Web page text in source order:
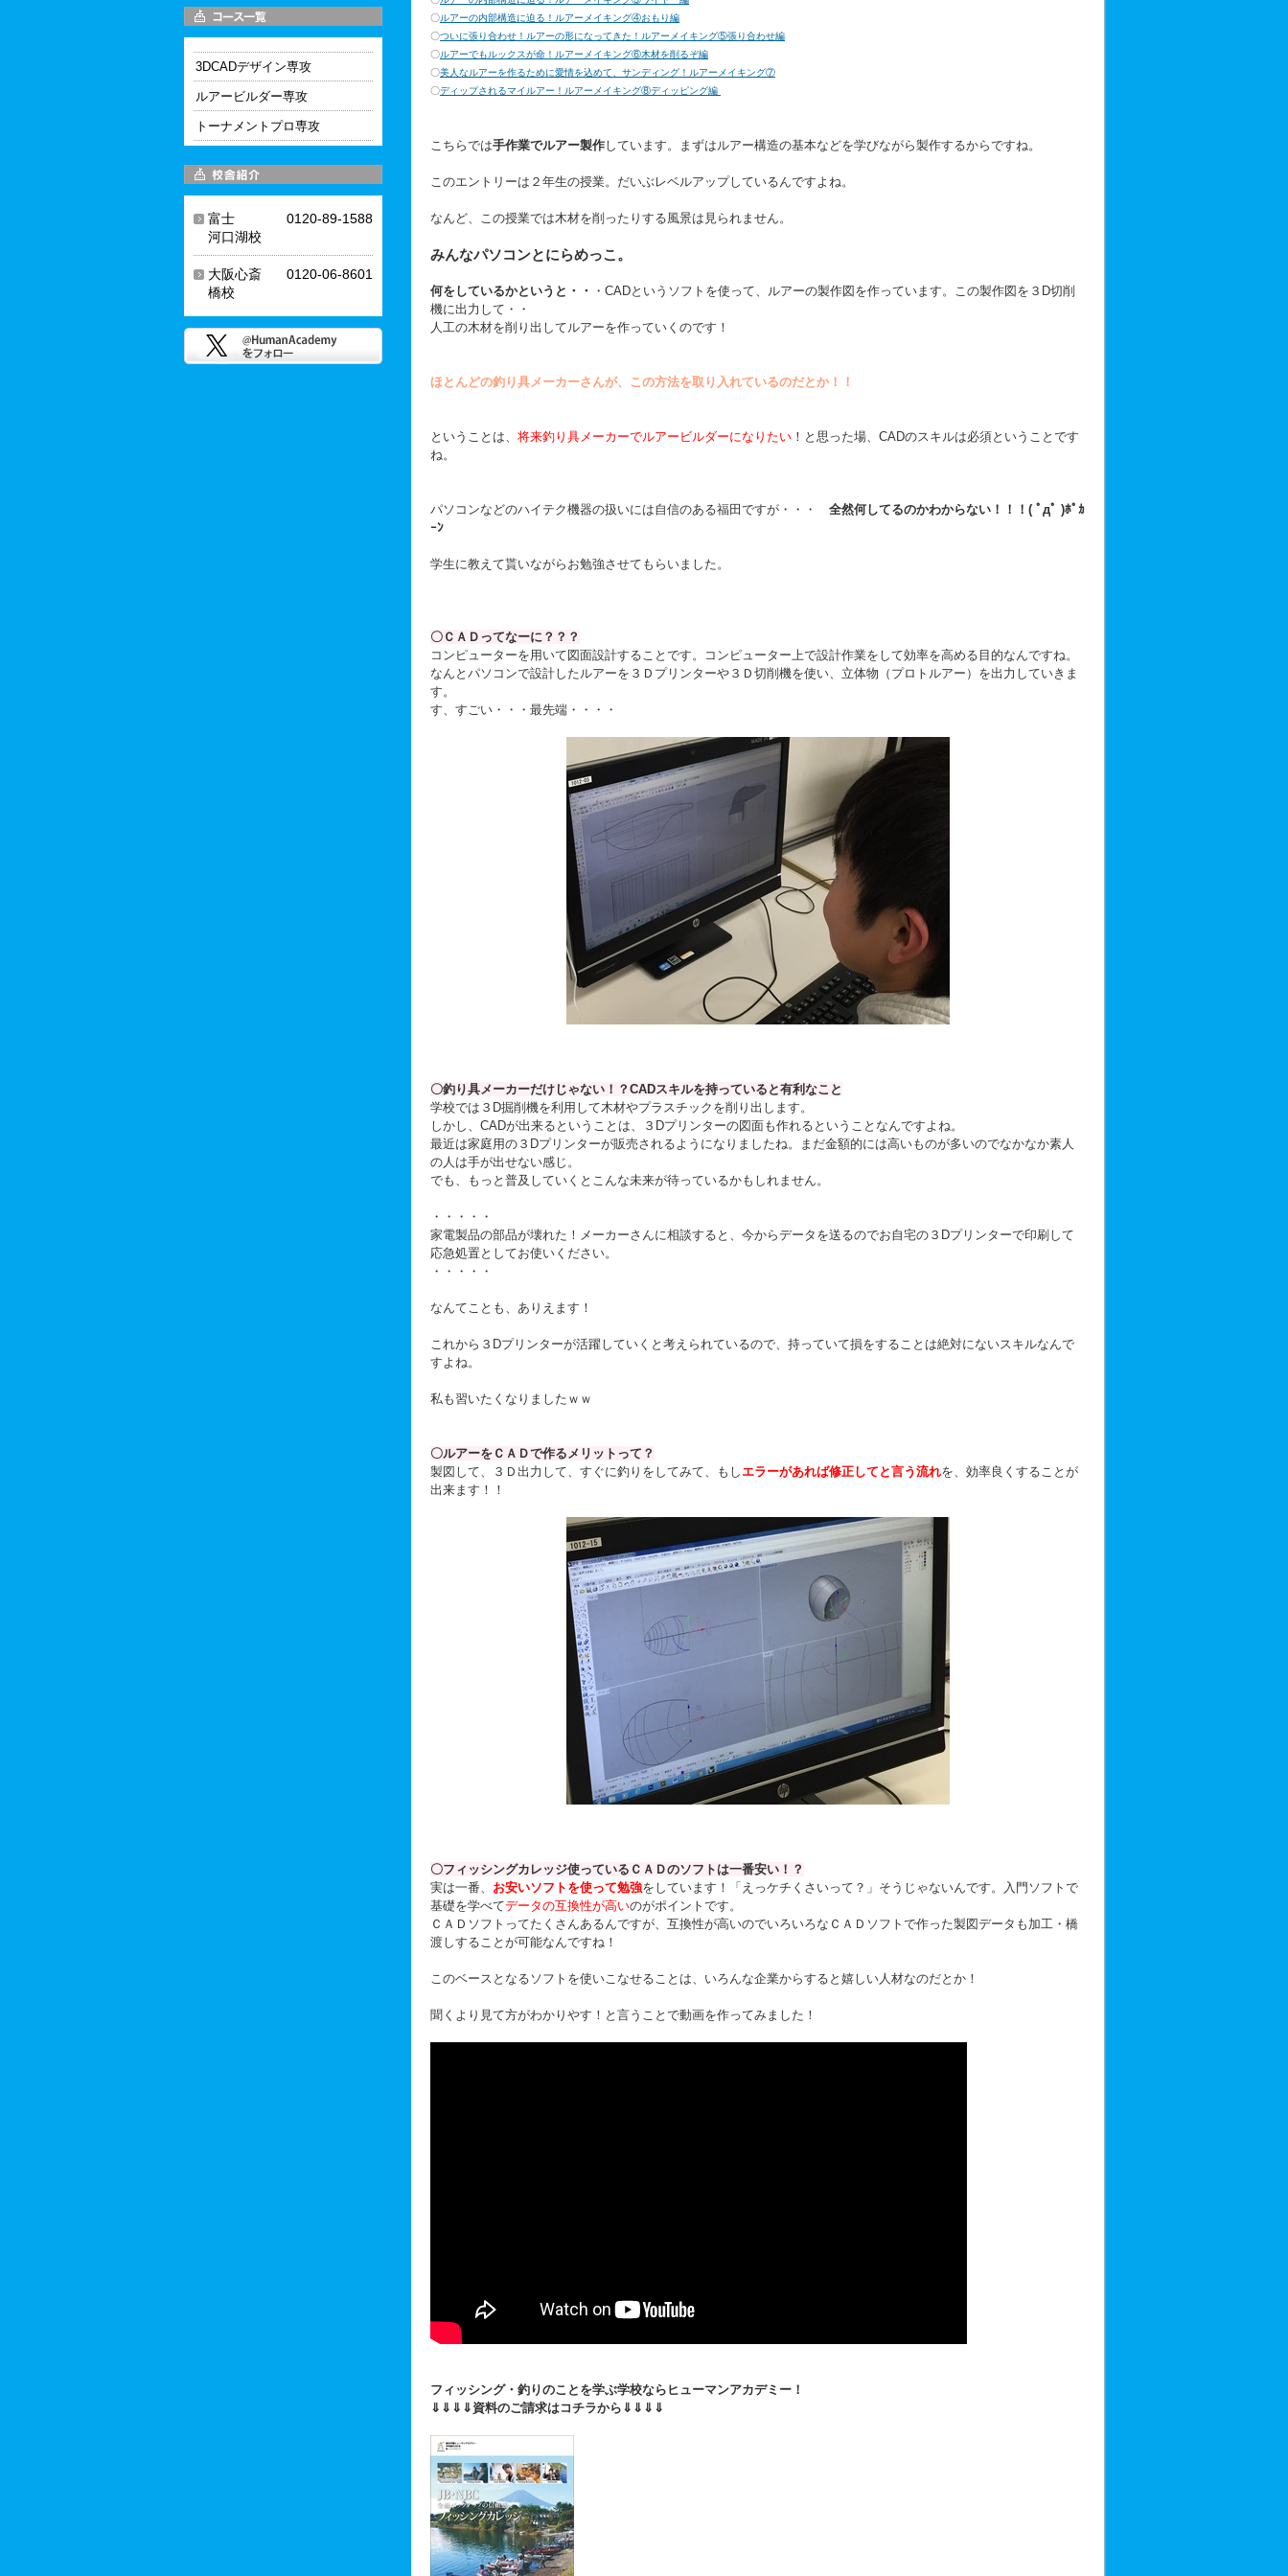
〇ルアーの内部構造に迫る！ルアーメイキング④おもり編
〇ついに張り合わせ！ルアーの形になってきた！ルアーメイキング⑤張り合わせ編
〇ルアーでもルックスが命！ルアーメイキング⑥木材を削るぞ編
〇美人なルアーを作るために愛情を込めて、サンディング！ルアーメイキング⑦
〇ディップされるマイルアー！ルアーメイキング⑧ディッピング編
こちらでは手作業でルアー製作しています。まずはルアー構造の基本などを学びながら製作するからですね。
このエントリーは２年生の授業。だいぶレベルアップしているんですよね。
なんど、この授業では木材を削ったりする風景は見られません。
みんなパソコンとにらめっこ。
何をしているかというと・・ ・CADというソフトを使って、ルアーの製作図を作っています。この製作図を３D切削
機に出力して・・
人工の木材を削り出してルアーを作っていくのです！
ほとんどの釣り具メーカーさんが、この方法を取り入れているのだとか！！
ということは、 将来釣り具メーカーでルアービルダーになりたい ！と思った場、CADのスキルは必須ということです
ね。
パソコンなどのハイテク機器の扱いには自信のある福田ですが・・・ 全然何してるのかわからない！！！( ﾟдﾟ )ﾎﾟｶ
ｰﾝ
学生に教えて貰いながらお勉強させてもらいました。
〇ＣＡＤってなーに？？？
コンピューターを用いて図面設計することです。コンピューター上で設計作業をして効率を高める目的なんですね。
なんとパソコンで設計したルアーを３Ｄプリンターや３Ｄ切削機を使い、立体物（プロトルアー）を出力していきま
す。
す、すごい・・・最先端・・・・
〇釣り具メーカーだけじゃない！？CADスキルを持っていると有利なこと
学校では３D掘削機を利用して木材やプラスチックを削り出します。
しかし、CADが出来るということは、３Dプリンターの図面も作れるということなんですよね。
最近は家庭用の３Dプリンターが販売されるようになりましたね。まだ金額的には高いものが多いのでなかなか素人
の人は手が出せない感じ。
でも、もっと普及していくとこんな未来が待っているかもしれません。
・・・・・
家電製品の部品が壊れた！メーカーさんに相談すると、今からデータを送るのでお自宅の３Dプリンターで印刷して
応急処置としてお使いください。
・・・・・
なんてことも、ありえます！
これから３Dプリンターが活躍していくと考えられているので、持っていて損をすることは絶対にないスキルなんで
すよね。
私も習いたくなりましたｗｗ
〇ルアーをＣＡＤで作るメリットって？
製図して、３Ｄ出力して、すぐに釣りをしてみて、もし エラーがあれば修正してと言う流れを、効率良くすることが
出来ます！！
〇フィッシングカレッジ使っているＣＡＤのソフトは一番安い！？
実は一番、 お安いソフトを使って勉強をしています！「えっケチくさいって？」そうじゃないんです。入門ソフトで
基礎を学べてデータの互換性が高いのがポイントです。
ＣＡＤソフトってたくさんあるんですが、互換性が高いのでいろいろなＣＡＤソフトで作った製図データも加工・橋
渡しすることが可能なんですね！
このベースとなるソフトを使いこなせることは、いろんな企業からすると嬉しい人材なのだとか！
聞くより見て方がわかりやす！と言うことで動画を作ってみました！
フィッシング・釣りのことを学ぶ学校ならヒューマンアカデミー！
⇓⇓⇓⇓資料のご請求はコチラから⇓⇓⇓⇓
3DCADデザイン専攻
ルアービルダー専攻
トーナメントプロ専攻
富士
河口湖校
0120-89-1588
大阪心斎
橋校
0120-06-8601